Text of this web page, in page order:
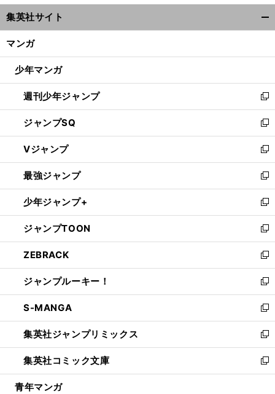
ウ
ィ
ン
ウ
開
く
集英社サイト
マンガ
少年マンガ
週刊少年ジャンプ
新
し
い
ウ
ィ
ン
ド
ウ
で
開
く
ジャンプSQ
新
し
い
ウ
ィ
ン
ド
ウ
で
開
く
Vジャンプ
新
し
い
ウ
ィ
ン
ド
ウ
で
開
く
最強ジャンプ
新
し
い
ウ
ィ
ン
ド
ウ
で
開
く
少年ジャンプ+
新
し
い
ウ
ィ
ン
ド
ウ
で
開
く
ジャンプTOON
新
し
い
ウ
ィ
ン
ド
ウ
で
開
く
ZEBRACK
新
し
い
ウ
ィ
ン
ド
ウ
で
開
ジャンプルーキー！
新
し
い
ウ
ィ
ン
ド
ウ
S-MANGA
新
し
い
ウ
ィ
ン
集英社ジャンプリミックス
新
し
い
ウ
集英社コミック文庫
新
し
青年マンガ